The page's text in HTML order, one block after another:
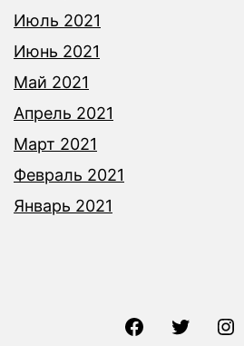
Июль 2021
Июнь 2021
Май 2021
Апрель 2021
Март 2021
Февраль 2021
Январь 2021
FacebookTwitter